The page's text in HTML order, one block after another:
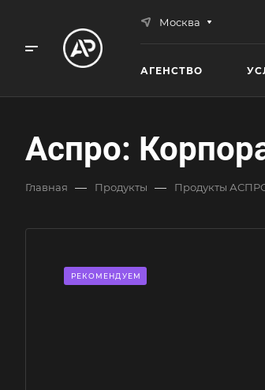
Москва
АГЕНСТВО
Аспро:
Главная — Продукты — Продукты
РЕКОМЕНДУЕМ